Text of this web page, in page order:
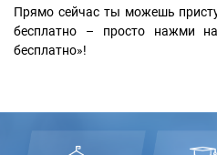
Прямо сейчас ты можешь
бесплатно – просто нажми
бесплатно»!